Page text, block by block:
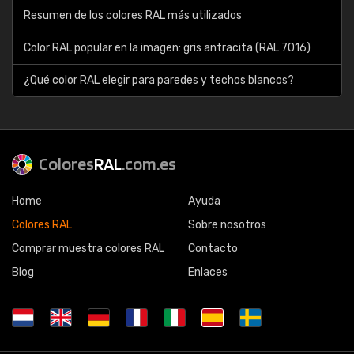
Resumen de los colores RAL más utilizados
Color RAL popular en la imagen: gris antracita (RAL 7016)
¿Qué color RAL elegir para paredes y techos blancos?
ColoresRAL.com.es
Home
Colores RAL
Comprar muestra colores RAL
Blog
Ayuda
Sobre nosotros
Contacto
Enlaces